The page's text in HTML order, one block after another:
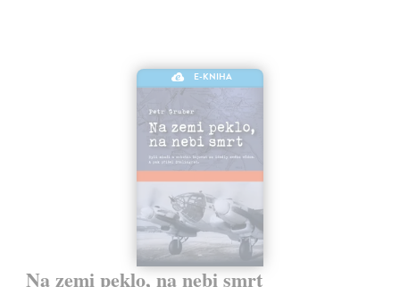
E-KNIHA
Na zemi peklo, na nebi smrt